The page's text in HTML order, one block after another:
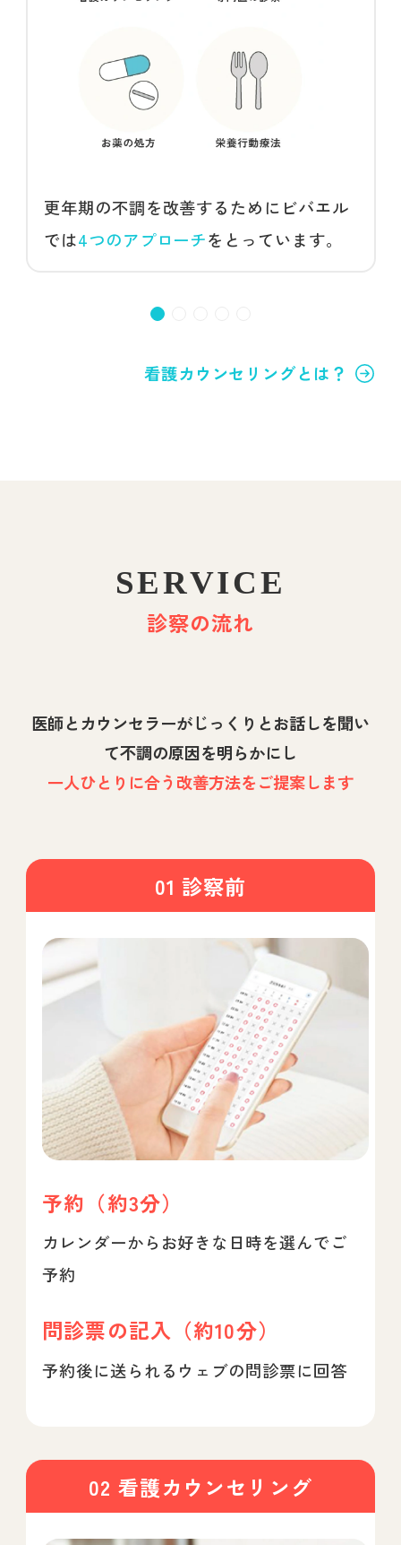
更年期の不調を改善するためにビバエル
では4つのアプローチをとっています。
看護カウンセリングとは？
SERVICE
診察の流れ
医師とカウンセラーがじっくりとお話しを聞い
て不調の原因を明らかにし
一人ひとりに合う改善方法をご提案します
01 診察前
予約（約3分）
カレンダーからお好きな日時を選んでご
予約
問診票の記入（約10分）
予約後に送られるウェブの問診票に回答
02 看護カウンセリング